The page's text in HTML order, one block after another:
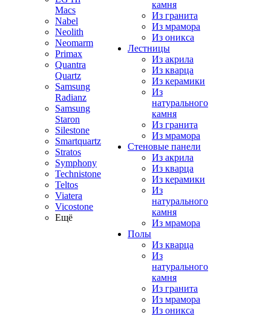
Macs
Nabel
Neolith
Neomarm
Primax
Quantra
Quartz
Samsung
Radianz
Samsung
Staron
Silestone
Smartquartz
Stratos
Symphony
Technistone
Teltos
Viatera
Vicostone
Ещё
камня
Из гранита
Из мрамора
Из оникса
Лестницы
Из акрила
Из кварца
Из керамики
Из
натурального
камня
Из гранита
Из мрамора
Стеновые панели
Из акрила
Из кварца
Из керамики
Из
натурального
камня
Из мрамора
Полы
Из кварца
Из
натурального
камня
Из гранита
Из мрамора
Из оникса